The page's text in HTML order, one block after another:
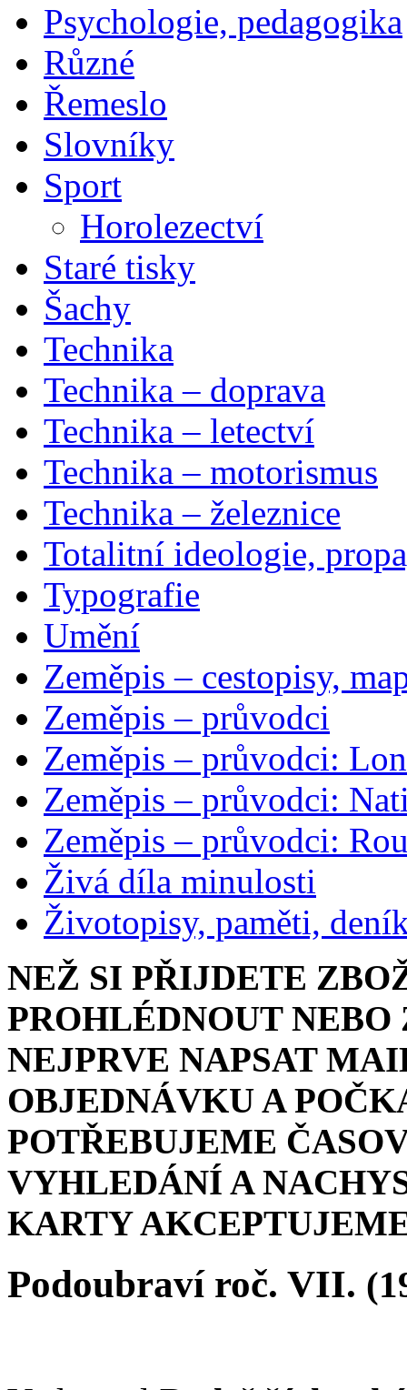
Psychologie, pedagogika
Různé
Řemeslo
Slovníky
Sport
Horolezectví
Staré tisky
Šachy
Technika
Technika – doprava
Technika – letectví
Technika – motorismus
Technika – železnice
Totalitní ideologie,
Typografie
Umění
Zeměpis – cestopisy,
Zeměpis – průvodci
Zeměpis – průvodci:
Zeměpis – průvodci:
Zeměpis – průvodci:
Živá díla minulosti
Životopisy, paměti,
NEŽ SI PŘIJDETE
PROHLÉDNOUT
NEJPRVE NAPSAT
OBJEDNÁVKU A
POTŘEBUJEME
VYHLEDÁNÍ A
KARTY
Podoubraví roč. VII.